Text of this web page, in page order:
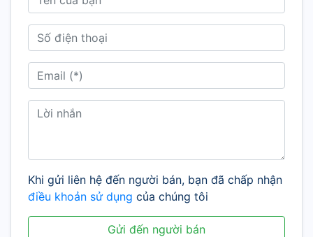
Khi gửi liên hệ đến người bán, bạn đã chấp nhận
điều khoản sử dụng của chúng tôi
Gửi đến người bán